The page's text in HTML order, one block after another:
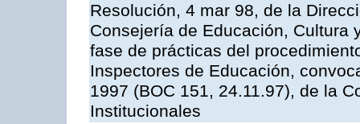
Resolución, 4 mar 98, de la
Consejería de Educación, Cultura
fase de prácticas del
Inspectores de Educación,
1997 (BOC 151, 24.11.97), de la
Institucionales